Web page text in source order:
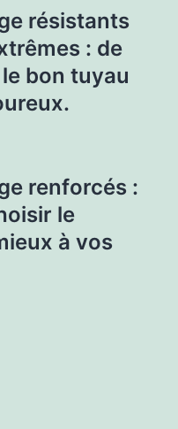
résistants
: de
bon tuyau
renforcés :
le
à vos